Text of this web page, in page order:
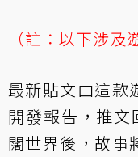
（註：以下涉及
最新貼文由這款
開發報告，推文
闊世界後，故事